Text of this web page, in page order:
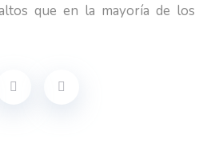
que en la mayoría de los